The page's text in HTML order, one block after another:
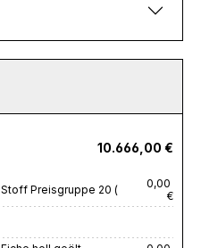
10.666,00 €
Stoff Preisgruppe 20 (
0,00
€